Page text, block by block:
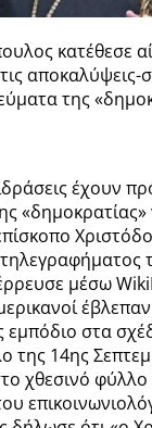
κατέθεσε
της
έχουν
«δημοκρατίας»
μέσω
στα
της 14ης
χθεσινό φύλλο